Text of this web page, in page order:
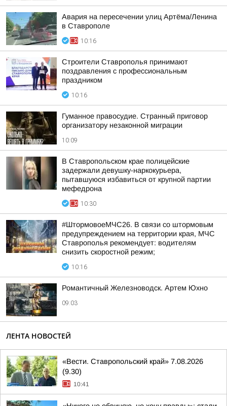
Авария на пересечении улиц Артёма/Ленина
в Ставрополе
10:16
Строители Ставрополья принимают
поздравления с профессиональным
праздником
10:16
Гуманное правосудие. Странный приговор
организатору незаконной миграции
10:09
В Ставропольском крае полицейские
задержали девушку-наркокурьера,
пытавшуюся избавиться от крупной партии
мефедрона
10:30
#ШтормовоеМЧС26. В связи со штормовым
предупреждением на территории края, МЧС
Ставрополья рекомендует: водителям
снизить скоростной режим;
10:16
Романтичный Железноводск. Артем Юхно
09:03
ЛЕНТА НОВОСТЕЙ
«Вести. Ставропольский край» 7.08.2026
(9.30)
10:41